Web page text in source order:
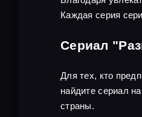
Каждая серия
Сериал
Для тех, кто
найдите сериал
страны.